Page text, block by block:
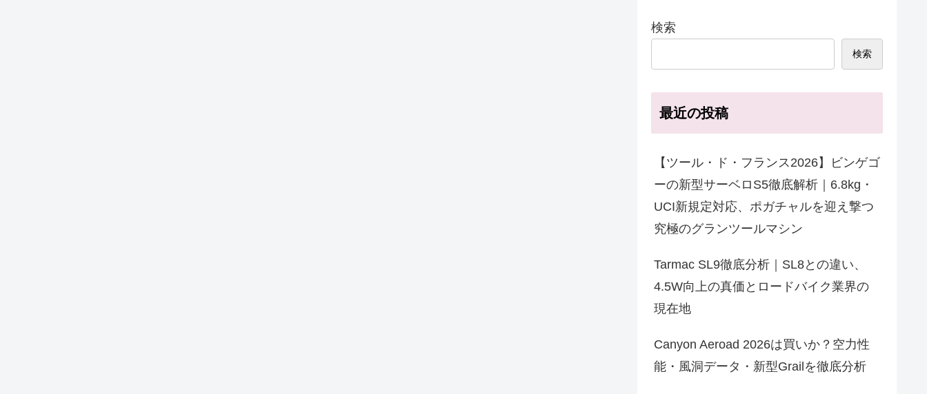
検索
検索
最近の投稿
【ツール・ド・フランス2026】ビンゲゴ
ーの新型サーベロS5徹底解析｜6.8kg・
UCI新規定対応、ポガチャルを迎え撃つ
究極のグランツールマシン
Tarmac SL9徹底分析｜SL8との違い、
4.5W向上の真価とロードバイク業界の
現在地
Canyon Aeroad 2026は買いか？空力性
能・風洞データ・新型Grailを徹底分析